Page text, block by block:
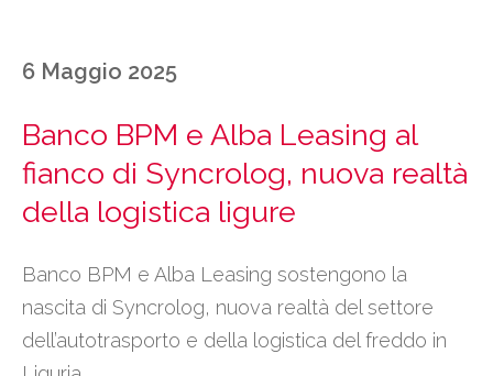
6 Maggio 2025
Banco BPM e Alba Leasing al
fianco di Syncrolog, nuova realtà
della logistica ligure
Banco BPM e Alba Leasing sostengono la
nascita di Syncrolog, nuova realtà del settore
dell’autotrasporto e della logistica del freddo in